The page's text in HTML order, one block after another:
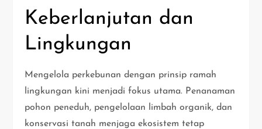
Keberlanjutan dan
Lingkungan
Mengelola perkebunan dengan prinsip ramah
lingkungan kini menjadi fokus utama. Penanaman
pohon peneduh, pengelolaan limbah organik, dan
konservasi tanah menjaga ekosistem tetap